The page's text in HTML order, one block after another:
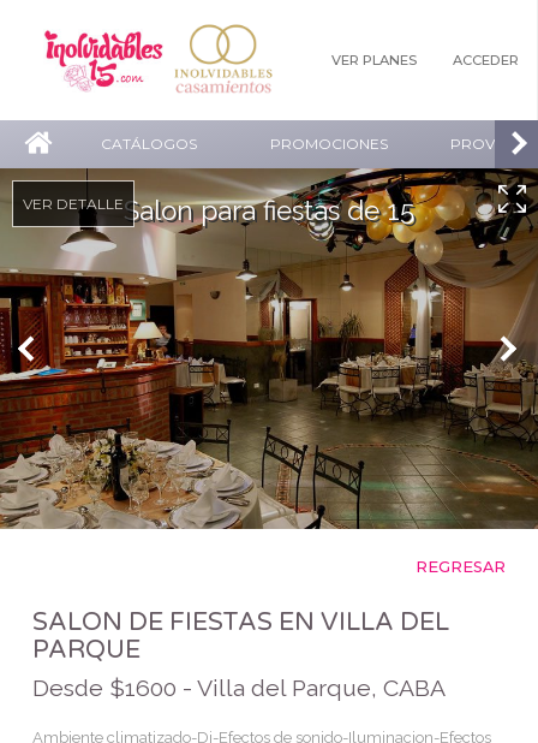
VER PLANES ACCEDER
CATÁLOGOS PROMOCIONES
VER DETALLESalon para fiestas de 15
REGRESAR
SALON DE FIESTAS EN VILLA DEL
PARQUE
Desde $1600 - Villa del Parque, CABA
Ambiente climatizado-Dj-Efectos de sonido-Iluminacion-Efectos